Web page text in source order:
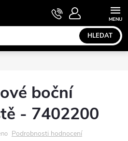
HLEDAT
NÁKUPNÍ
KOŠÍK
boční
- 7402200
Podrobnosti hodnocení